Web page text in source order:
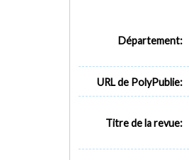
Département:
URL de PolyPublie:
Titre de la revue: